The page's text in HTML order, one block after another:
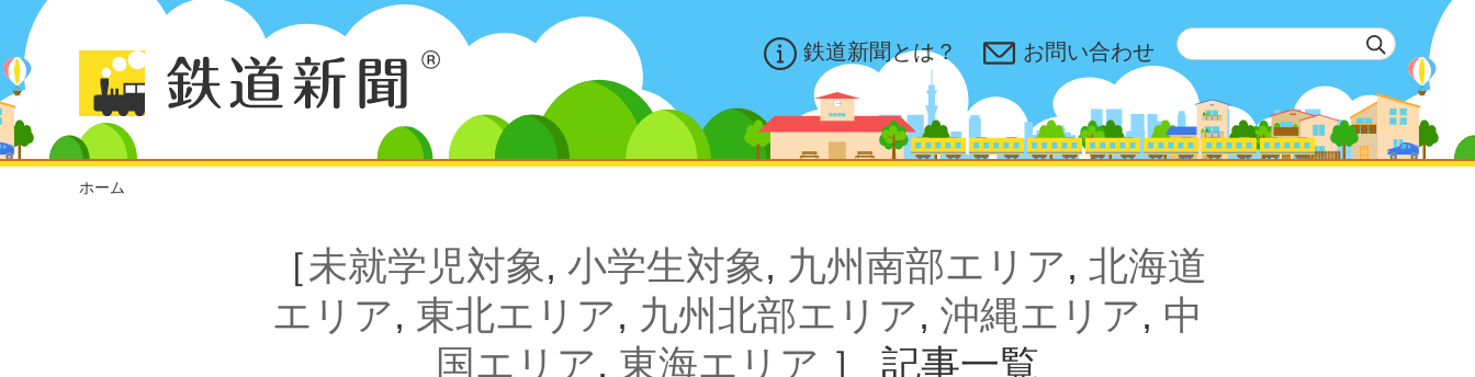
鉄道新聞とは？ お問い合わせ
ホーム
［未就学児対象, 小学生対象, 九州南部エリア, 北海道
エリア, 東北エリア, 九州北部エリア, 沖縄エリア, 中
国エリア, 東海エリア ］ 記事一覧